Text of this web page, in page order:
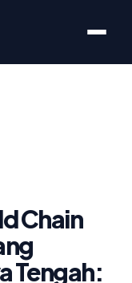
Chain
Tengah: